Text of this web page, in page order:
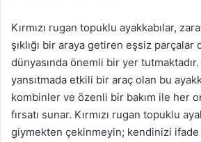
Kırmızı rugan topuklu ayakkabılar,
şıklığı bir araya getiren eşsiz parçalar
dünyasında önemli bir yer
yansıtmada etkili bir araç olan bu
kombinler ve özenli bir bakım ile her
fırsatı sunar. Kırmızı rugan topuklu
giymekten çekinmeyin; kendinizi ifade